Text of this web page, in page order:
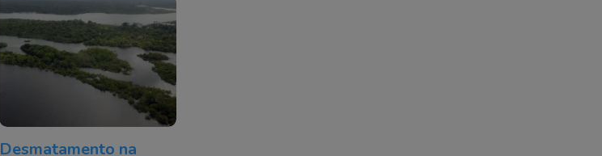
Desmatamento na